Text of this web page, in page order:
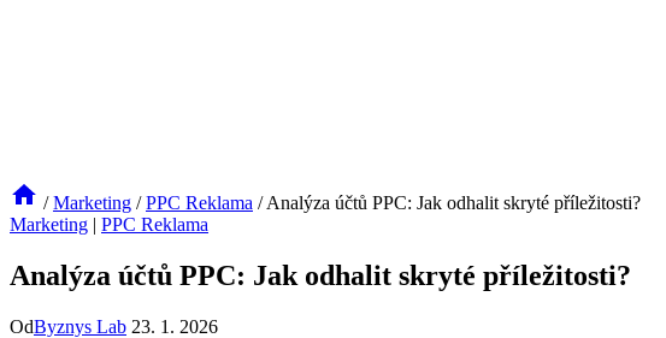
/ Marketing / PPC Reklama / Analýza účtů PPC: Jak odhalit skryté příležitosti?
Marketing | PPC Reklama
Analýza účtů PPC: Jak odhalit skryté příležitosti?
OdByznys Lab 23. 1. 2026